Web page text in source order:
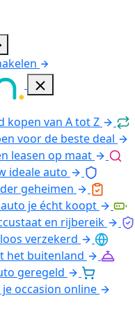
kopen van A tot Z
voor de beste deal
leasen op maat
ideale auto
geheimen
je écht koopt
en rijbereik
verzekerd
het buitenland
geregeld
occasion online